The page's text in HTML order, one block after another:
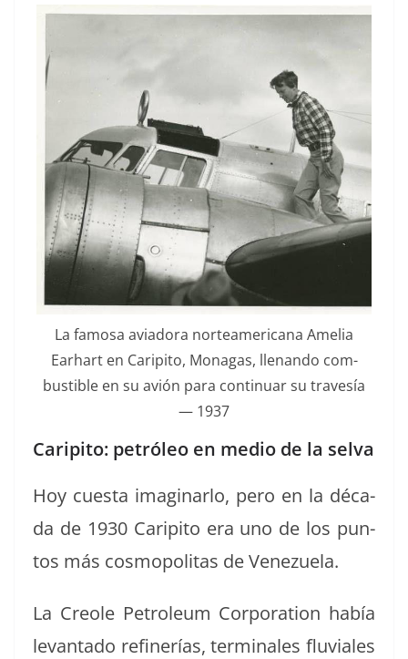
La famosa avi­ado­ra norteam­er­i­cana Amelia
Earhart en Carip­i­to, Mon­a­gas, llenan­do com­
bustible en su avión para con­tin­uar su trav­es­ía
— 1937
Caripito: petróleo en medio de la selva
Hoy cues­ta imag­i­narlo, pero en la déca­
da de 1930 Carip­i­to era uno de los pun­
tos más cos­mopoli­tas de Venezuela.
La Cre­ole Petro­le­um Cor­po­ra­tion había
lev­an­ta­do refin­erías, ter­mi­nales flu­viales